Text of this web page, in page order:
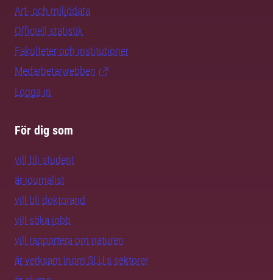
Art- och miljödata
Officiell statistik
Fakulteter och institutioner
Medarbetarwebben
Logga in
För dig som
vill bli student
är journalist
vill bli doktorand
vill söka jobb
vill rapportera om naturen
är verksam inom SLU:s sektorer